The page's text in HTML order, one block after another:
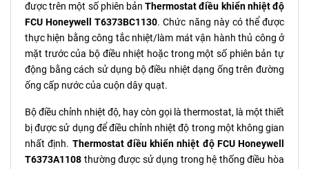
được trên một số phiên bảnThermostat điều khiển nhiệt độ
FCU Honeywell T6373BC1130. Chức năng này có thể được
thực hiện bằng công tắc nhiệt/làm mát vận hành thủ công ở
mặt trước của bộ điều nhiệt hoặc trong một số phiên bản tự
động bằng cách sử dụng bộ điều nhiệt dạng ống trên đường
ống cấp nước của cuộn dây quạt.
Bộ điều chỉnh nhiệt độ, hay còn gọi là thermostat, là một thiết
bị được sử dụng để điều chỉnh nhiệt độ trong một không gian
nhất định. Thermostat điều khiển nhiệt độ FCU Honeywell
T6373A1108 thường được sử dụng trong hệ thống điều hòa